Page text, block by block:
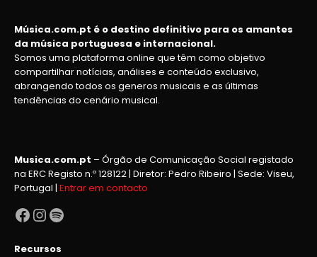
Música.com.pt é o destino definitivo para os amantes
da música portuguesa e internacional.
Somos uma plataforma online que têm como objetivo
compartilhar notícias, análises e conteúdo exclusivo,
abrangendo todos os generos musicais e as últimas
tendências do cenário musical.
Musica.com.pt – Órgão de Comunicação Social registado
na ERC Registo n.º 128122 | Diretor: Pedro Ribeiro | Sede: Viseu,
Portugal | Entrar em contacto
Facebook
Instagram
Spotify
Recursos